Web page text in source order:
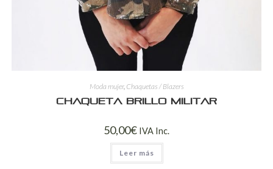
Moda mujer, Chaquetas / Blazers
Chaqueta brillo militar
50,00€ IVA Inc.
Leer más